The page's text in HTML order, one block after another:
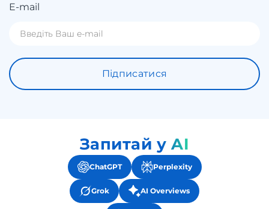
E-mail
Підписатися
Запитай у AI
ChatGPT Perplexity
Grok AI Overviews